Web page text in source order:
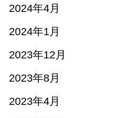
2024年4月
2024年1月
2023年12月
2023年8月
2023年4月